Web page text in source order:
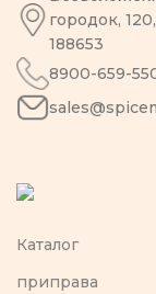
городок,
188653
8900-659-
Каталог
приправа